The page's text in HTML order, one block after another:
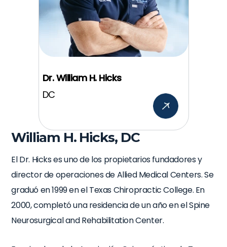
Dr. William H. Hicks
DC
William H. Hicks, DC
El Dr. Hicks es uno de los propietarios fundadores y
director de operaciones de Allied Medical Centers. Se
graduó en 1999 en el Texas Chiropractic College. En
2000, completó una residencia de un año en el Spine
Neurosurgical and Rehabilitation Center.